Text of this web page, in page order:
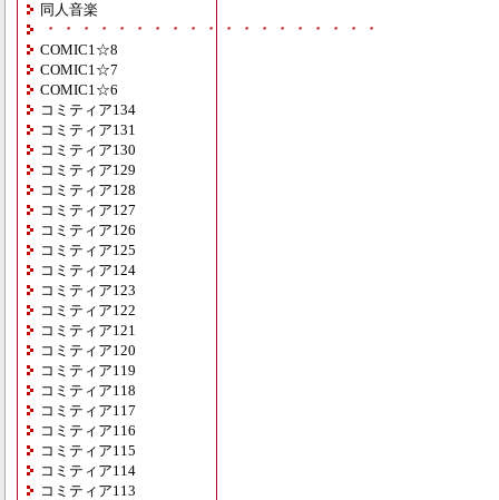
同人音楽
・・・・・・・・・・・・・・・・・・・
COMIC1☆8
COMIC1☆7
COMIC1☆6
コミティア134
コミティア131
コミティア130
コミティア129
コミティア128
コミティア127
コミティア126
コミティア125
コミティア124
コミティア123
コミティア122
コミティア121
コミティア120
コミティア119
コミティア118
コミティア117
コミティア116
コミティア115
コミティア114
コミティア113